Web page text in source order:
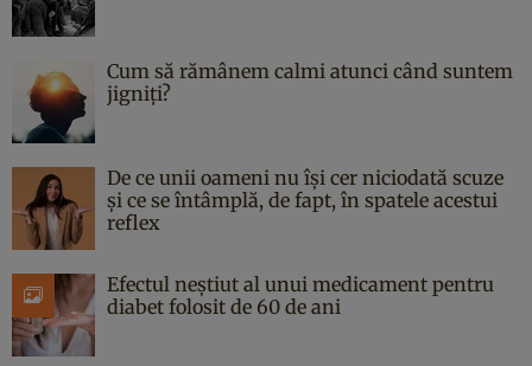
Cum să rămânem calmi atunci când suntem
jigniți?
De ce unii oameni nu își cer niciodată scuze
și ce se întâmplă, de fapt, în spatele acestui
reflex
Efectul neștiut al unui medicament pentru
diabet folosit de 60 de ani